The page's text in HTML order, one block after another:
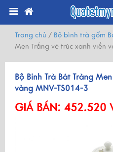
Trang chủ / Bộ bình trà gốm
Men Trắng vẽ trúc xanh viền
Bộ Binh Trà Bát Tràng
vàng MNV-TS014-3
GIÁ BÁN: 452.520